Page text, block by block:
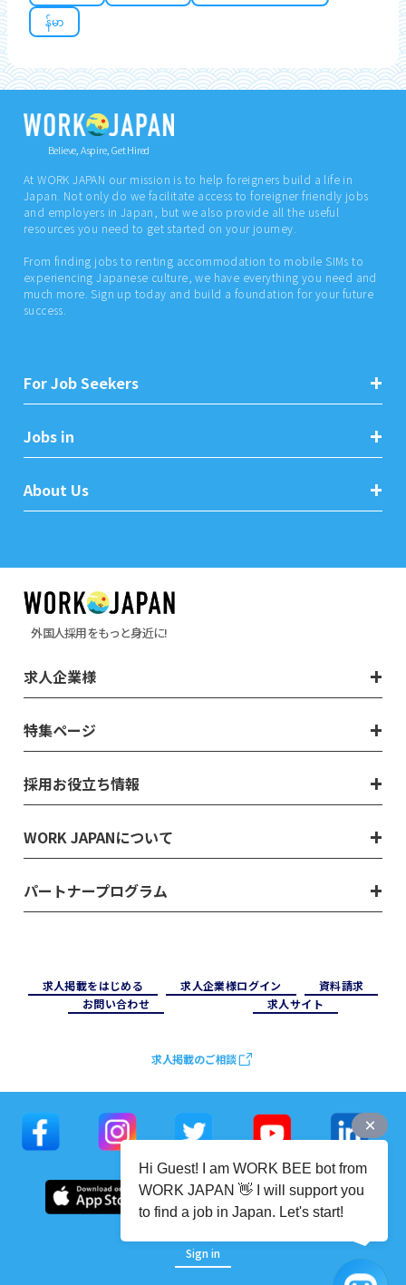
န်မာ
Believe, Aspire, Get Hired
At WORK JAPAN our mission is to help foreigners build a life in
Japan. Not only do we facilitate access to foreigner friendly jobs
and employers in Japan, but we also provide all the useful
resources you need to get started on your journey.
From finding jobs to renting accommodation to mobile SIMs to
experiencing Japanese culture, we have everything you need and
much more. Sign up today and build a foundation for your future
success.
For Job Seekers
Jobs in
About Us
外国人採用をもっと身近に!
求人企業様
特集ページ
採用お役立ち情報
WORK JAPANについて
パートナープログラム
求⼈掲載をはじめる 求⼈企業様ログイン
資料請求
お問い合わせ
求⼈サイト
求人掲載のご相談
Sign in
Hi Guest! I am WORK BEE bot from
WORK JAPAN 👋 I will support you
to find a job in Japan. Let's start!